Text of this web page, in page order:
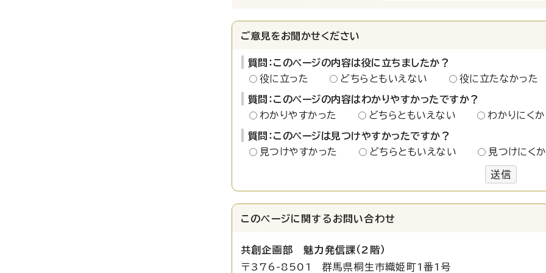
ご意見をお聞かせください
質問：このページの内容は役に立ちましたか？
役に立った
どちらともいえない 役に立たなかった
質問：このページの内容はわかりやすかったですか？
わかりやすかった
どちらともいえない わかりにくか
質問：このページは見つけやすかったですか？
見つけやすかった
どちらともいえない 見つけにく
送信
このページに関する お問い合わせ
共創企画部 魅力発信課（2階）
〒376-8501 群馬県桐生市織姫町1番1号